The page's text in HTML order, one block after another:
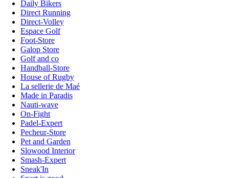
Daily Bikers
Direct Running
Direct-Volley
Espace Golf
Foot-Store
Galop Store
Golf and co
Handball-Store
House of Rugby
La sellerie de Maé
Made in Paradis
Nauti-wave
On-Fight
Padel-Expert
Pecheur-Store
Pet and Garden
Slowood Interior
Smash-Expert
Sneak'In